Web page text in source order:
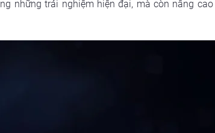
những trải nghiệm hiện đại, mà còn nâng